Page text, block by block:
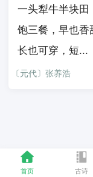
首页 古诗
一头犁牛半块
饱三餐，早也香
长也可穿，短...
〔元代〕张养浩